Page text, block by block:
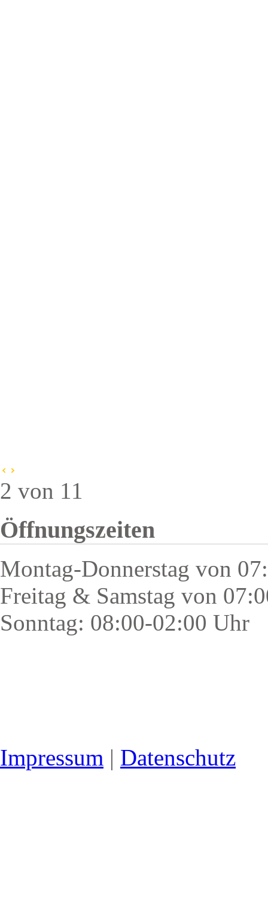
2 von 11
Öffnungszeiten
Montag-Donnerstag von
Freitag & Samstag von
Sonntag: 08:00-02:00 Uhr
Impressum | Datenschutz